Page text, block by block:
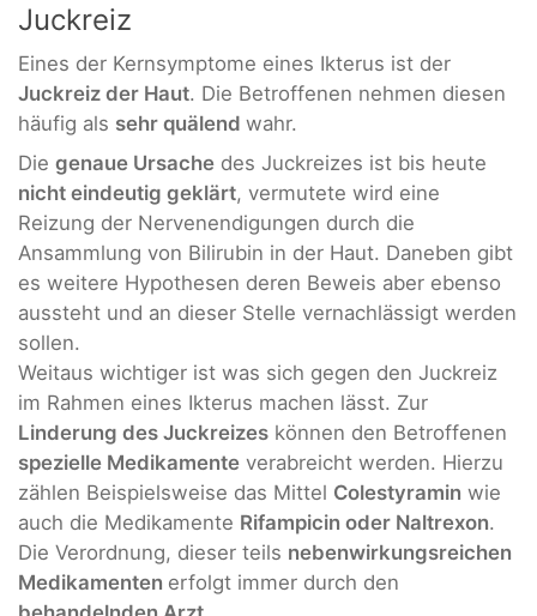
Juckreiz
Eines der Kernsymptome eines Ikterus ist der
Juckreiz der Haut. Die Betroffenen nehmen diesen
häufig als sehr quälend wahr.
Die genaue Ursache des Juckreizes ist bis heute
nicht eindeutig geklärt, vermutete wird eine
Reizung der Nervenendigungen durch die
Ansammlung von Bilirubin in der Haut. Daneben gibt
es weitere Hypothesen deren Beweis aber ebenso
aussteht und an dieser Stelle vernachlässigt werden
sollen.
Weitaus wichtiger ist was sich gegen den Juckreiz
im Rahmen eines Ikterus machen lässt. Zur
Linderung des Juckreizes können den Betroffenen
spezielle Medikamente verabreicht werden. Hierzu
zählen Beispielsweise das Mittel Colestyramin wie
auch die Medikamente Rifampicin oder Naltrexon.
Die Verordnung, dieser teils nebenwirkungsreichen
Medikamenten erfolgt immer durch den